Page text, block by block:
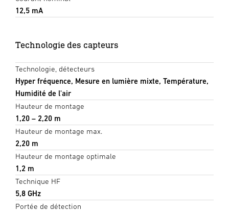
12,5 mA
Technologie des capteurs
Technologie, détecteurs
Hyper fréquence, Mesure en lumière mixte, Température,
Humidité de l'air
Hauteur de montage
1,20 – 2,20 m
Hauteur de montage max.
2,20 m
Hauteur de montage optimale
1,2 m
Technique HF
5,8 GHz
Portée de détection